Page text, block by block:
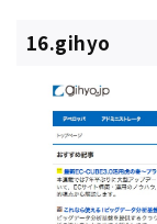
16.gihyo